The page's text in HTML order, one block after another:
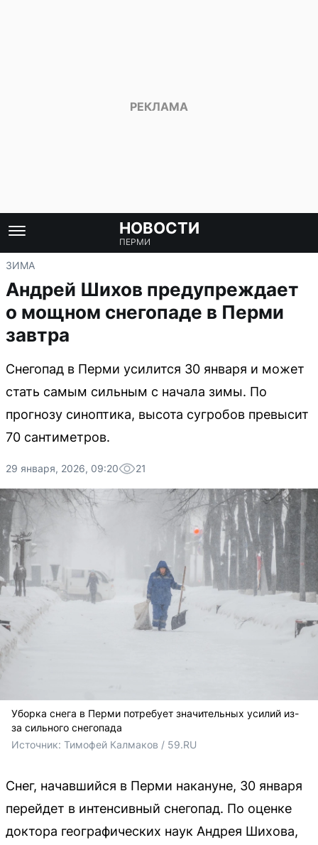
НОВОСТИ
ПЕРМИ
ЗИМА
Андрей Шихов предупреждает
о мощном снегопаде в Перми
завтра
Снегопад в Перми усилится 30 января и может
стать самым сильным с начала зимы. По
прогнозу синоптика, высота сугробов превысит
70 сантиметров.
29 января, 2026, 09:20 21
Уборка снега в Перми потребует значительных усилий из-
за сильного снегопада
Источник: Тимофей Калмаков / 59.RU
Снег, начавшийся в Перми накануне, 30 января
перейдет в интенсивный снегопад. По оценке
доктора географических наук Андрея Шихова,